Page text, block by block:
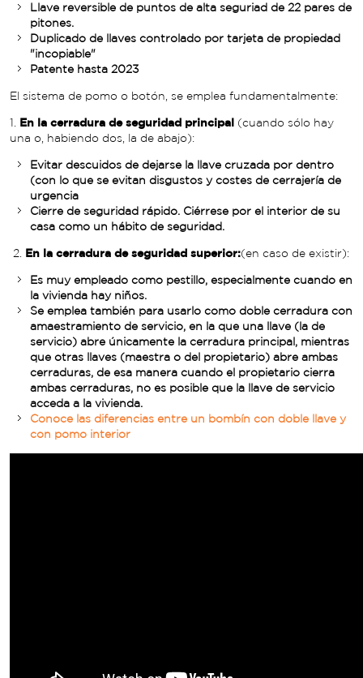
Llave reversible de puntos de alta seguriad de 22 pares de
pitones.
Duplicado de llaves controlado por tarjeta de propiedad
"incopiable"
Patente hasta 2023
El sistema de pomo o botón, se emplea fundamentalmente:
1. En la cerradura de seguridad principal (cuando sólo hay
una o, habiendo dos, la de abajo):
Evitar descuidos de dejarse la llave cruzada por dentro
(con lo que se evitan disgustos y costes de cerrajería de
urgencia
Cierre de seguridad rápido. Ciérrese por el interior de su
casa como un hábito de seguridad.
2. En la cerradura de seguridad superior:(en caso de existir):
Es muy empleado como pestillo, especialmente cuando en
la vivienda hay niños.
Se emplea también para usarlo como doble cerradura con
amaestramiento de servicio, en la que una llave (la de
servicio) abre únicamente la cerradura principal, mientras
que otras llaves (maestra o del propietario) abre ambas
cerraduras, de esa manera cuando el propietario cierra
ambas cerraduras, no es posible que la llave de servicio
acceda a la vivienda.
Conoce las diferencias entre un bombín con doble llave y
con pomo interior